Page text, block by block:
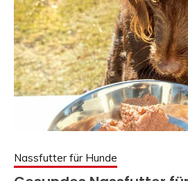
Nassfutter für Hunde